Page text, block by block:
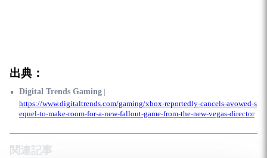
出典：
Digital Trends Gaming |
https://www.digitaltrends.com/gaming/xbox-reportedly-cancels-avowed-s
equel-to-make-room-for-a-new-fallout-game-from-the-new-vegas-director
関連記事